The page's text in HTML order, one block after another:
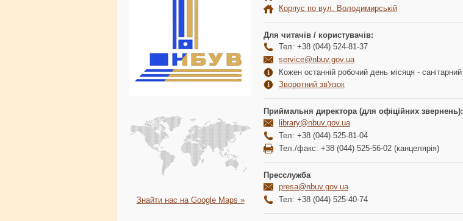
Знайти нас на Google Maps »
Корпус по вул. Володимирській
Для читачів / користувачів:
Тел: +38 (044) 524-81-37
service@nbuv.gov.ua
Кожен останній робочий день місяця - санітарний
Зворотний зв'язок
Приймальня директора (для офіційних звернень):
library@nbuv.gov.ua
Тел: +38 (044) 525-81-04
Тел./факс: +38 (044) 525-56-02 (канцелярія)
Пресслужба
presa@nbuv.gov.ua
Тел: +38 (044) 525-40-74